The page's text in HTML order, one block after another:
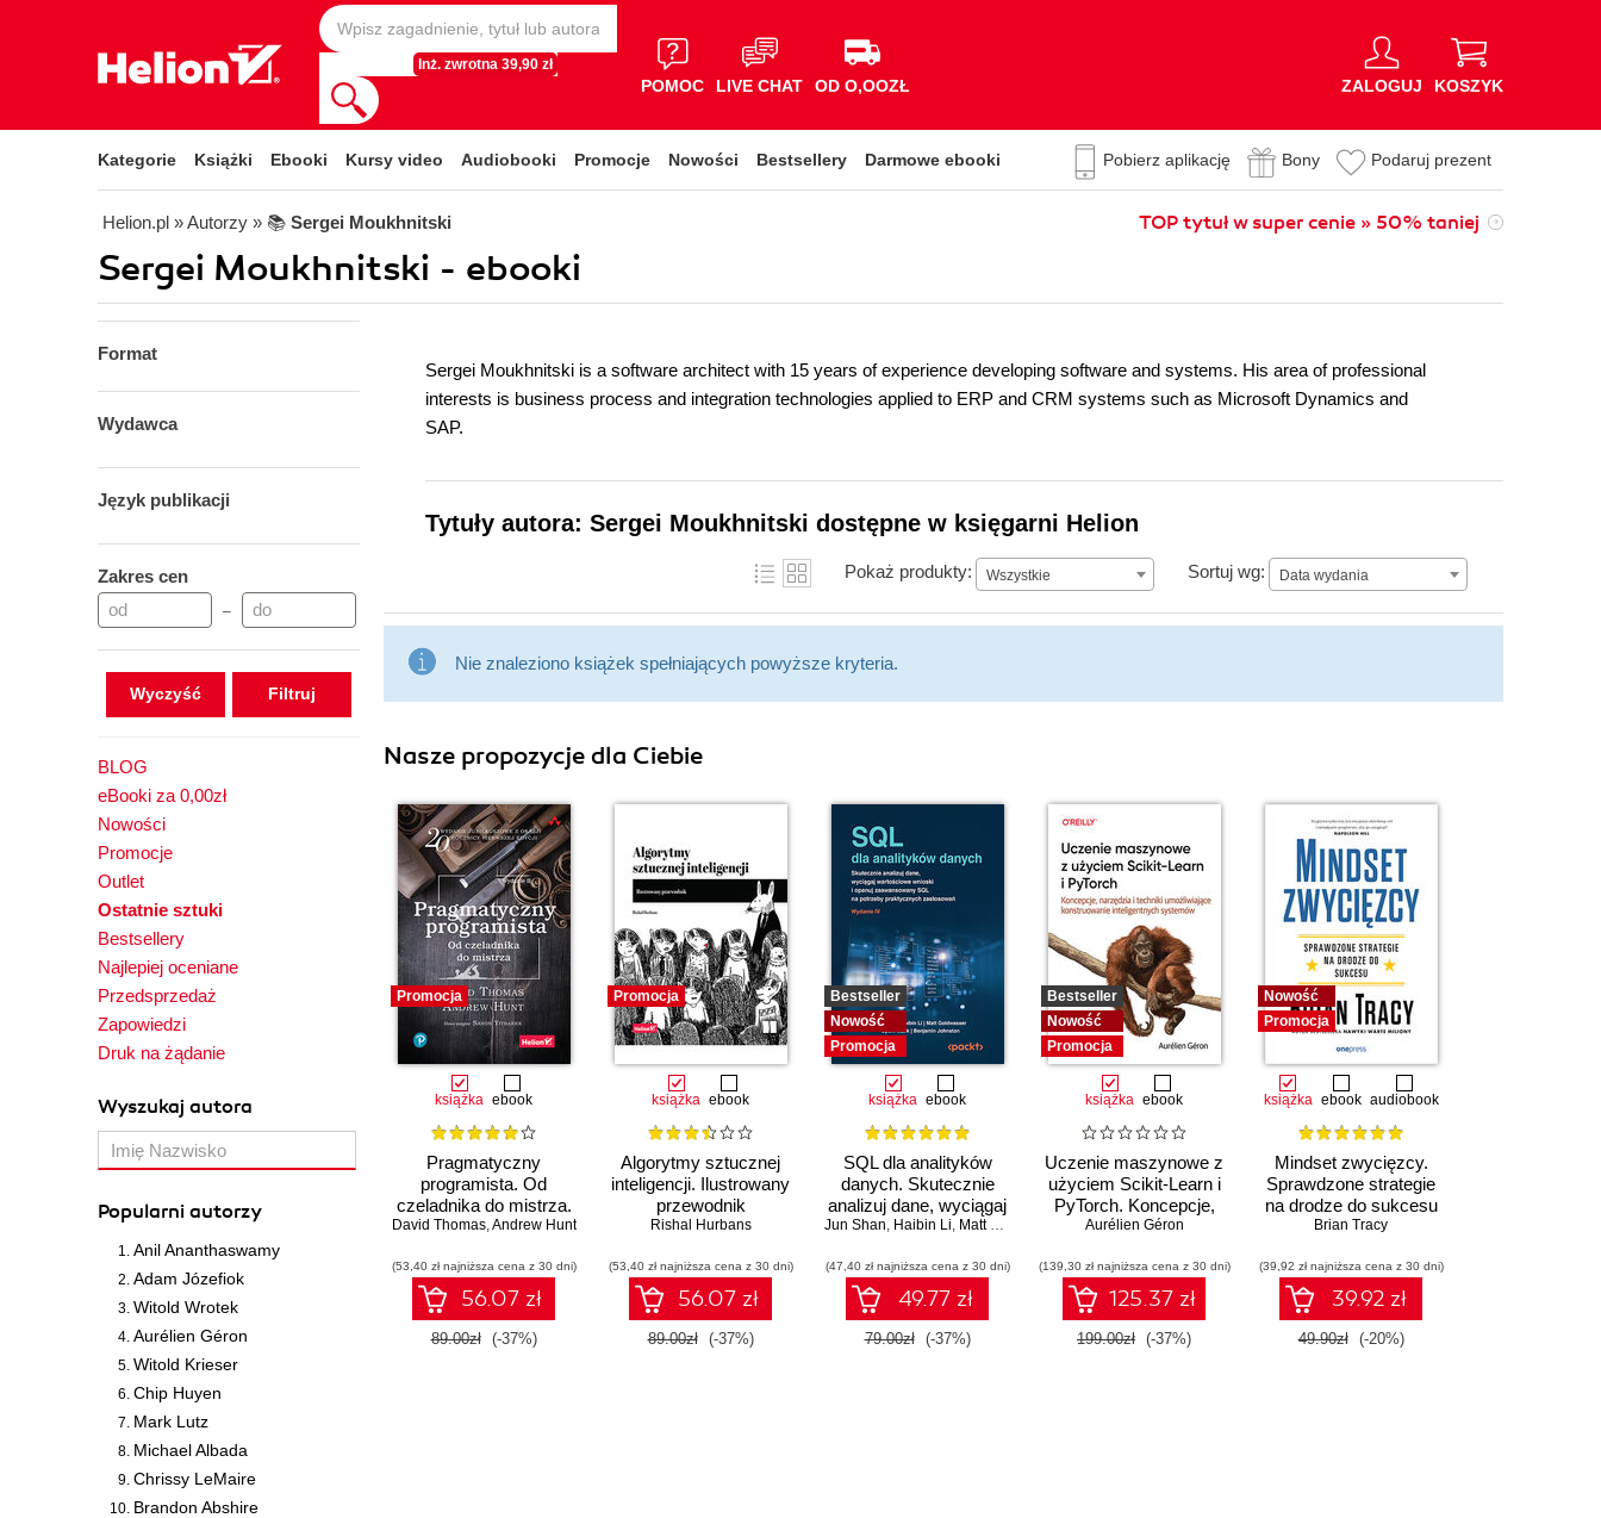
Inż. zwrotna 39,90 zł
POMOC LIVE CHAT OD O,OOZŁ ZALOGUJ KOSZYK
Kategorie Książki Ebooki Kursy video Audiobooki Promocje Nowości Bestsellery Darmowe ebooki Pobierz aplikację Bony Podaruj prezent
Helion.pl » Autorzy » 📚 Sergei Moukhnitski TOP tytuł w super cenie » 50% taniej
Sergei Moukhnitski - ebooki
Format
Wydawca
Język publikacji
Zakres cen
–
Wyczyść
BLOG
eBooki za 0,00zł
Nowości
Promocje
Outlet
Ostatnie sztuki
Bestsellery
Najlepiej oceniane
Przedsprzedaż
Zapowiedzi
Druk na żądanie
Wyszukaj autora
Popularni autorzy
Anil Ananthaswamy
Adam Józefiok
Witold Wrotek
Aurélien Géron
Witold Krieser
Chip Huyen
Mark Lutz
Michael Albada
Chrissy LeMaire
Brandon Abshire
Sergei Moukhnitski is a software architect with 15 years of experience developing software and systems. His area of professional
interests is business process and integration technologies applied to ERP and CRM systems such as Microsoft Dynamics and
SAP.
Tytuły autora: Sergei Moukhnitski dostępne w księgarni Helion
Pokaż produkty: Wszystkie Sortuj wg: Data wydania
Data wydania
Nie znaleziono książek spełniających powyższe kryteria.
Nasze propozycje dla Ciebie
Promocja
książka ebook
Pragmatyczny
programista. Od
czeladnika do mistrza.
Wydanie II
David Thomas,Andrew Hunt
(53,40 zł najniższa cena z 30 dni)
56.07 zł
89.00zł (-37%)
Promocja
książka ebook
Algorytmy sztucznej
inteligencji. Ilustrowany
przewodnik
Rishal Hurbans
(53,40 zł najniższa cena z 30 dni)
56.07 zł
89.00zł (-37%)
Bestseller
Nowość
Promocja
książka ebook
SQL dla analityków
danych. Skutecznie
analizuj dane, wyciągaj
wartościowe wnioski i
SQL na potrzeby
praktycznych
zastosowań. Wydanie
IV
Jun Shan, Haibin Li, Matt Goldwasser Upom Malik,Benjamin Johnston
(47,40 zł najniższa cena z 30 dni)
49.77 zł
79.00zł (-37%)
Bestseller
Nowość
Promocja
książka ebook
Uczenie maszynowe z
użyciem Scikit-Learn i
PyTorch. Koncepcje,
narzędzia i techniki
konstruowanie
inteligentnych
systemów
Aurélien Géron
(139,30 zł najniższa cena z 30 dni)
125.37 zł
199.00zł (-37%)
Nowość
Promocja
książka ebook audiobook
Mindset zwycięzcy.
Sprawdzone strategie
na drodze do sukcesu
Brian Tracy
(39,92 zł najniższa cena z 30 dni)
39.92 zł
49.90zł (-20%)